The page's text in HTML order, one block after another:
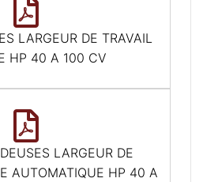
LARGEUR DE TRAVAIL
HP 40 A 100 CV
LARGEUR DE
AUTOMATIQUE HP 40 A